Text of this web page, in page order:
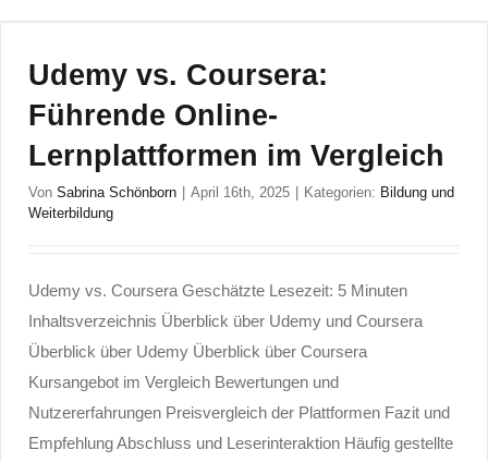
Udemy vs. Coursera:
Führende Online-
Lernplattformen im Vergleich
Von Sabrina Schönborn April 16th, 2025 Kategorien: Bildung und
Weiterbildung
Udemy vs. Coursera Geschätzte Lesezeit: 5 Minuten
Inhaltsverzeichnis Überblick über Udemy und Coursera
Überblick über Udemy Überblick über Coursera
Kursangebot im Vergleich Bewertungen und
Nutzererfahrungen Preisvergleich der Plattformen Fazit und
Empfehlung Abschluss und Leserinteraktion Häufig gestellte